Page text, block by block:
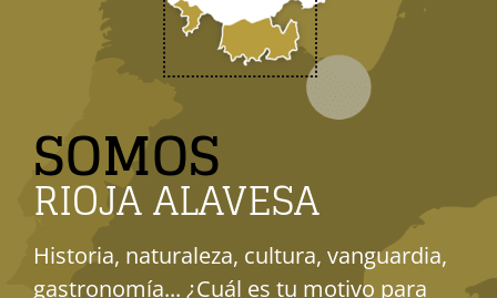
SOMOS
RIOJA ALAVESA
Historia, naturaleza, cultura, vanguardia,
gastronomía... ¿Cuál es tu motivo para